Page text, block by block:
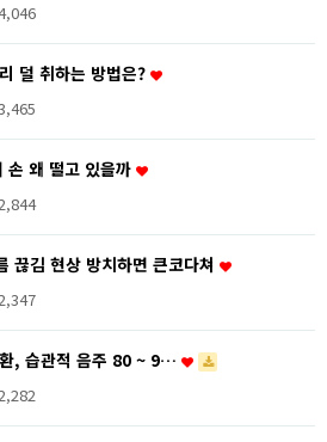
덜 취하는 방법은?
손 왜 떨고 있을까
끊김 현상 방치하면 큰코다쳐
, 습관적 음주 80 ~ 9…